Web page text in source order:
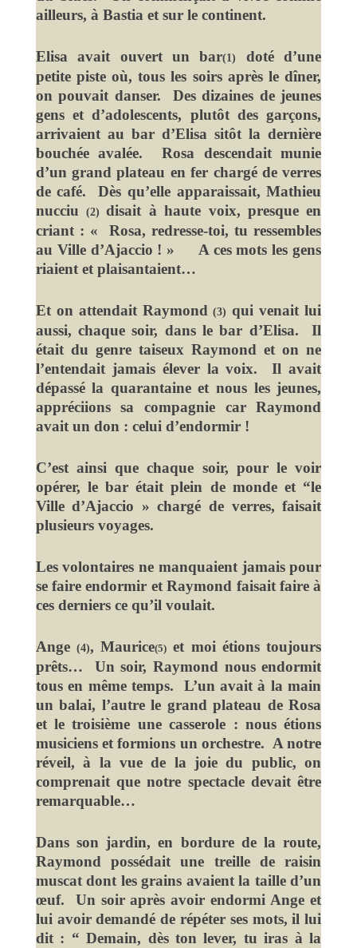
ailleurs, à Bastia et sur le continent.
Elisa avait ouvert un bar(1)
doté d’une
petite piste où, tous les soirs après le dîner,
on pouvait danser. Des dizaines de jeunes
gens et d’adolescents, plutôt des garçons,
arrivaient au bar d’Elisa sitôt la dernière
bouchée avalée. Rosa descendait munie
d’un grand plateau en fer chargé de verres
de café. Dès qu’elle apparaissait, Mathieu
nucciu(2)disait à haute voix, presque en
criant : « Rosa, redresse-toi, tu ressembles
au Ville d’Ajaccio ! » A ces mots les gens
riaient et plaisantaient…
Et on attendait Raymond(3) qui venait lui
aussi, chaque soir, dans le bar d’Elisa. Il
était du genre taiseux Raymond et on ne
l’entendait jamais élever la voix. Il avait
dépassé la quarantaine et nous les jeunes,
appréciions sa compagnie car Raymond
avait un don : celui d’endormir !
C’est ainsi que chaque soir, pour le voir
opérer, le bar était plein de monde et “le
Ville d’Ajaccio » chargé de verres, faisait
plusieurs voyages.
Les volontaires ne manquaient jamais pour
se faire endormir et Raymond faisait faire à
ces derniers ce qu’il voulait.
Ange(4), Maurice(5) et moi étions toujours
prêts… Un soir, Raymond nous endormit
tous en même temps. L’un avait à la main
un balai, l’autre le grand plateau de Rosa
et le troisième une casserole : nous étions
musiciens et formions un orchestre. A notre
réveil, à la vue de la joie du public, on
comprenait que notre spectacle devait être
remarquable…
Dans son jardin, en bordure de la route,
Raymond possédait une treille de raisin
muscat dont les grains avaient la taille d’un
œuf. Un soir après avoir endormi Ange et
lui avoir demandé de répéter ses mots, il lui
dit : “ Demain, dès ton lever, tu iras à la